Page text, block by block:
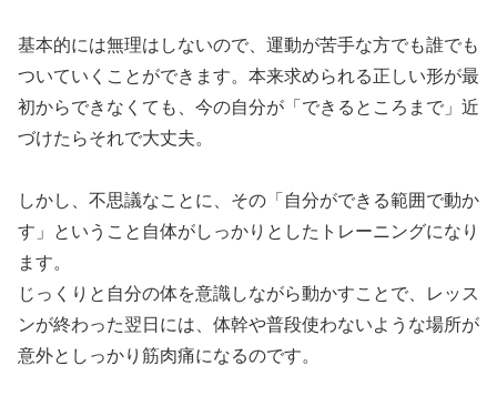
基本的には無理はしないので、運動が苦手な方でも誰でも
ついていくことができます。本来求められる正しい形が最
初からできなくても、今の自分が「できるところまで」近
づけたらそれで大丈夫。
しかし、不思議なことに、その「自分ができる範囲で動か
す」ということ自体がしっかりとしたトレーニングになり
ます。
じっくりと自分の体を意識しながら動かすことで、レッス
ンが終わった翌日には、体幹や普段使わないような場所が
意外としっかり筋肉痛になるのです。